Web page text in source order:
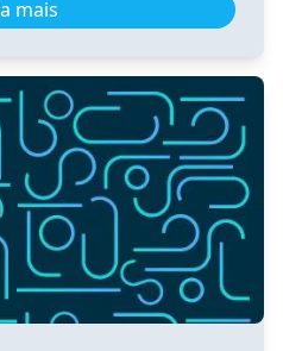
público no Distrito
por BR-040,
[…]
mais